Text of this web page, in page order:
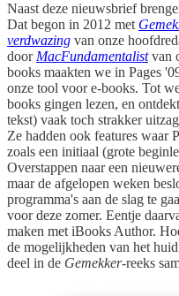
Naast deze nieuwsbrief
Dat begon in 2012 met
verdwazing van onze
door MacFundamentalistvan
books maakten we in Pages
onze tool voor e-books. Tot
books gingen lezen, en
tekst) vaak toch strakker
Ze hadden ook features waar
zoals een initiaal (grote
Overstappen naar een
maar de afgelopen weken
programma's aan de slag te
voor deze zomer. Eentje
maken met iBooks Author.
de mogelijkheden van het
deel in de Gemekker-reeks